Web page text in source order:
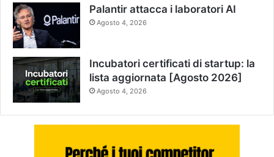
Palantir attacca i laboratori AI
Agosto 4, 2026
Incubatori certificati di startup: la
lista aggiornata [Agosto 2026]
Agosto 4, 2026